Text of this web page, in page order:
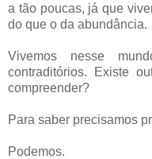
a tão poucas, já que
do que o da abundância.
Vivemos nesse
contraditórios. Existe
compreender?
Para saber precisamos
Podemos.